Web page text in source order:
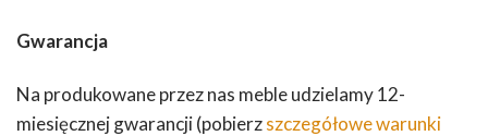
Gwarancja
Na produkowane przez nas meble udzielamy 12-
miesięcznej gwarancji (pobierzszczegółowe warunki